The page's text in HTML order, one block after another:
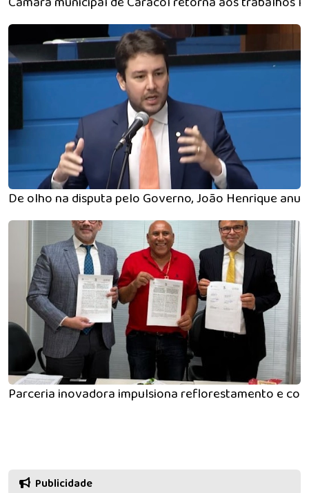
De olho na disputa pelo Governo, João Henrique
Parceria inovadora impulsiona reflorestamento e
Publicidade